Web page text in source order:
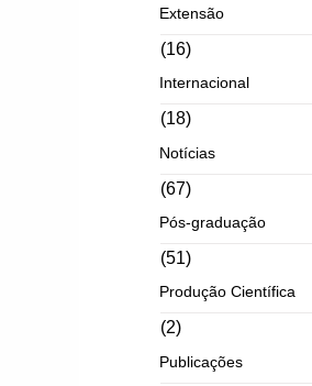
Extensão
(16)
Internacional
(18)
Notícias
(67)
Pós-graduação
(51)
Produção Científica
(2)
Publicações